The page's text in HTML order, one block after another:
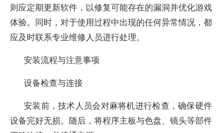
则应定期更新软件，以修复可能存在的漏洞并优化游戏
体验。同时，对于使用过程中出现的任何异常情况，都
应及时联系专业维修人员进行处理。
安装流程与注意事项
设备检查与连接
安装前，技术人员会对麻将机进行检查，确保硬件
设备完好无损。随后，将程序主板与色盘、镜头等部件